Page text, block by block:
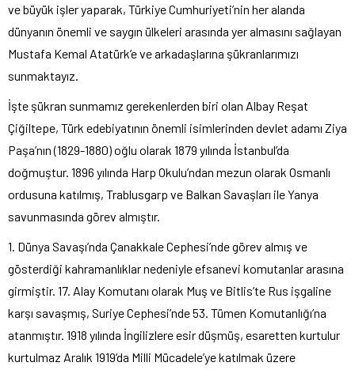
ve büyük işler yaparak, Türkiye Cumhuriyeti’nin her alanda
dünyanın önemli ve saygın ülkeleri arasında yer almasını sağlayan
Mustafa Kemal Atatürk’e ve arkadaşlarına şükranlarımızı
sunmaktayız.
İşte şükran sunmamız gerekenlerden biri olan Albay Reşat
Çiğiltepe, Türk edebiyatının önemli isimlerinden devlet adamı Ziya
Paşa’nın (1829-1880) oğlu olarak 1879 yılında İstanbul’da
doğmuştur. 1896 yılında Harp Okulu’ndan mezun olarak Osmanlı
ordusuna katılmış, Trablusgarp ve Balkan Savaşları ile Yanya
savunmasında görev almıştır.
1. Dünya Savaşı’nda Çanakkale Cephesi’nde görev almış ve
gösterdiği kahramanlıklar nedeniyle efsanevi komutanlar arasına
girmiştir. 17. Alay Komutanı olarak Muş ve Bitlis’te Rus işgaline
karşı savaşmış, Suriye Cephesi’nde 53. Tümen Komutanlığı’na
atanmıştır. 1918 yılında İngilizlere esir düşmüş, esaretten kurtulur
kurtulmaz Aralık 1919’da Milli Mücadele’ye katılmak üzere